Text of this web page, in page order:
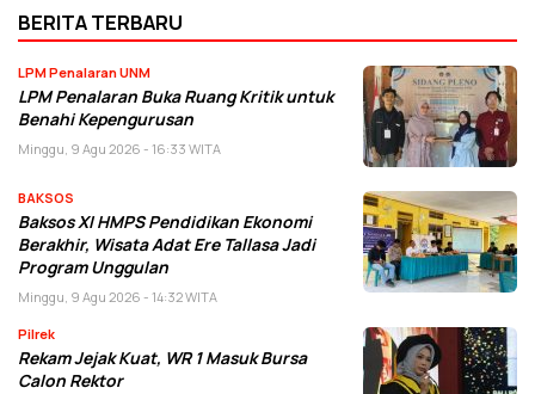
BERITA TERBARU
LPM Penalaran UNM
LPM Penalaran Buka Ruang Kritik untuk
Benahi Kepengurusan
Minggu, 9 Agu 2026 - 16:33 WITA
BAKSOS
Baksos XI HMPS Pendidikan Ekonomi
Berakhir, Wisata Adat Ere Tallasa Jadi
Program Unggulan
Minggu, 9 Agu 2026 - 14:32 WITA
Pilrek
Rekam Jejak Kuat, WR 1 Masuk Bursa
Calon Rektor